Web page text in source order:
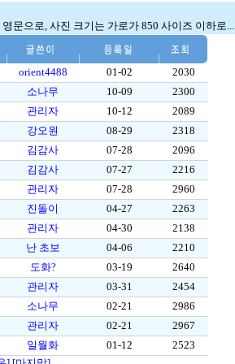
문으로, 사진 크기는 가로가 850 사이즈 이하로...
orient4488 01-02
2030
소나무 10-09
2300
관리자 10-12
2089
강오원 08-29
2318
김감사 07-28
2096
김감사 07-27
2216
관리자 07-28
2960
진돌이 04-27
2263
관리자 04-30
2138
난 초보 04-06
2210
도화? 03-19
2640
관리자 03-31
2454
소나무 02-21
2986
관리자 02-21
2967
일월화 01-12
2523